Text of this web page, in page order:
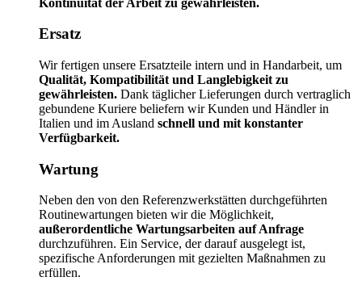
Ersatz
Wir fertigen unsere Ersatzteile intern und in Handarbeit, um
Qualität, Kompatibilität und Langlebigkeit zu
gewährleisten. Dank täglicher Lieferungen durch vertraglich
gebundene Kuriere beliefern wir Kunden und Händler in
Italien und im Ausland schnell und mit konstanter
Verfügbarkeit.
Wartung
Neben den von den Referenzwerkstätten durchgeführten
Routinewartungen bieten wir die Möglichkeit,
außerordentliche Wartungsarbeiten auf Anfrage
durchzuführen. Ein Service, der darauf ausgelegt ist,
spezifische Anforderungen mit gezielten Maßnahmen zu
erfüllen.